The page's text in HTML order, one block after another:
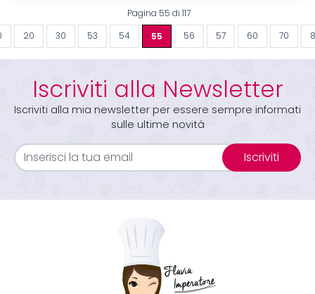
Pagina 55 di 117
20 30 53 54 55 56 57 60 70
Iscriviti alla Newsletter
Iscriviti alla mia newsletter per essere sempre informati
sulle ultime novità
Iscriviti